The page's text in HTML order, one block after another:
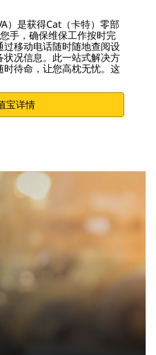
）是获得Cat（卡特）零部
手，确保维保工作按时完
移动电话随时随地查阅设
况信息。此一站式解决方
待命，让您高枕无忧。这
宝详情